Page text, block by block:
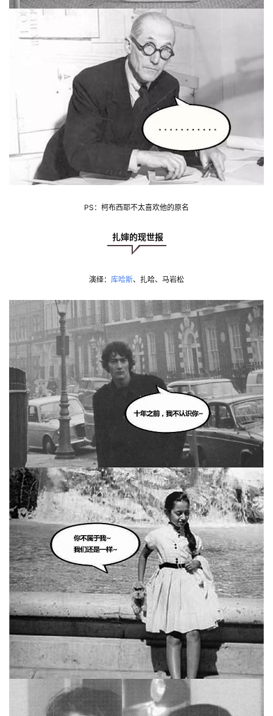
PS：柯布西耶不太喜欢他的原名
扎婶的现世报
演绎： 库哈斯、扎哈、马岩松